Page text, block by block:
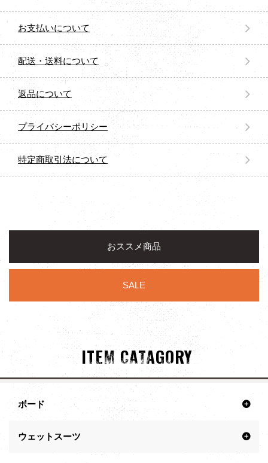
お支払いについて
配送・送料について
返品について
プライバシーポリシー
特定商取引法について
おススメ商品
SALE
ITEM CATAGORY
ボード
ウェットスーツ